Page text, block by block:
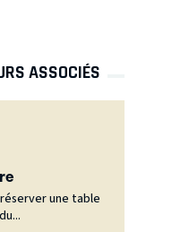
ASSOCIÉS
une table